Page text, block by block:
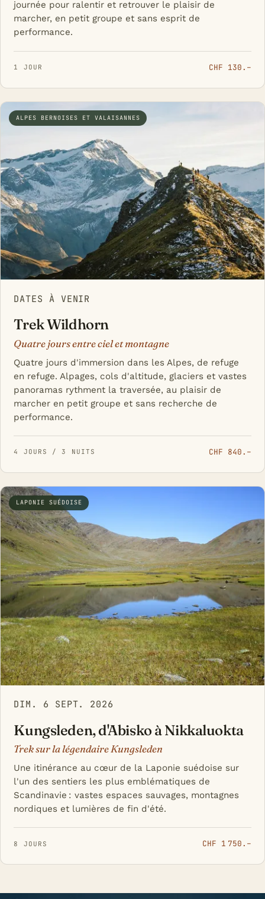
journée pour ralentir et retrouver le plaisir de
marcher, en petit groupe et sans esprit de
performance.
1 JOUR CHF 130.–
ALPES BERNOISES ET VALAISANNES
DATES À VENIR
Trek Wildhorn
Quatre jours entre ciel et montagne
Quatre jours d'immersion dans les Alpes, de refuge
en refuge. Alpages, cols d'altitude, glaciers et vastes
panoramas rythment la traversée, au plaisir de
marcher en petit groupe et sans recherche de
performance.
4 JOURS / 3 NUITS CHF 840.–
LAPONIE SUÉDOISE
DIM. 6 SEPT. 2026
Kungsleden, d'Abisko à Nikkaluokta
Trek sur la légendaire Kungsleden
Une itinérance au cœur de la Laponie suédoise sur
l'un des sentiers les plus emblématiques de
Scandinavie : vastes espaces sauvages, montagnes
nordiques et lumières de fin d'été.
8 JOURS CHF 1 750.–